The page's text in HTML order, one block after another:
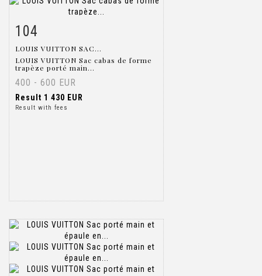
Item detail
104
LOUIS VUITTON SAC...
LOUIS VUITTON Sac cabas de forme
trapèze porté main...
400 - 600 EUR
Result 1 430 EUR
Result with fees